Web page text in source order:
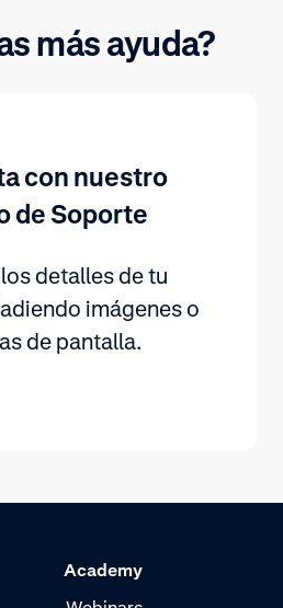
más ayuda?
con nuestro
de Soporte
detalles de tu
imágenes o
de pantalla.
Academy